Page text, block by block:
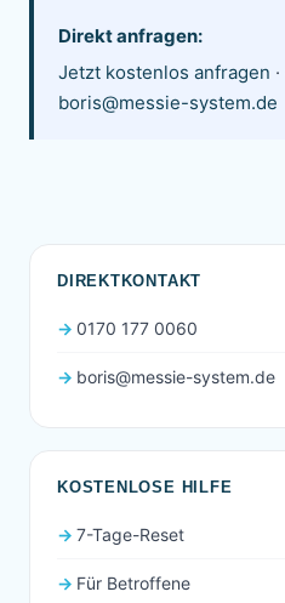
Direkt anfragen:
Jetzt kostenlos anfragen ·
boris@messie-system.de
DIREKTKONTAKT
0170 177 0060
boris@messie-system.de
KOSTENLOSE HILFE
7-Tage-Reset
Für Betroffene